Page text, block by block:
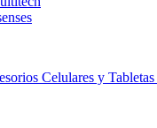
Celulares y Tabletas